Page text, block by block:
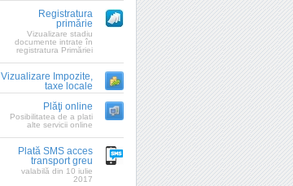
Registratura
primărie
Vizualizare stadiu
documente intrate în
registratura Primăriei
Vizualizare Impozite,
taxe locale
Plăţi online
Posibilitatea de a plati
alte servicii online
Plată SMS acces
transport greu
valabilă din 10 iulie
2017